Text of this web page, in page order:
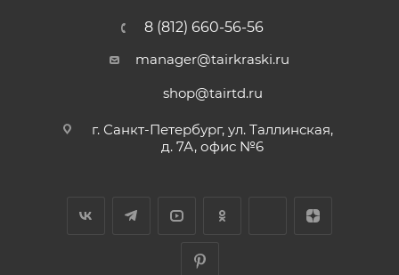
8 (812) 660-56-56
manager@tairkraski.ru
shop@tairtd.ru
г. Санкт-Петербург, ул. Таллинская,
д. 7А, офис №6